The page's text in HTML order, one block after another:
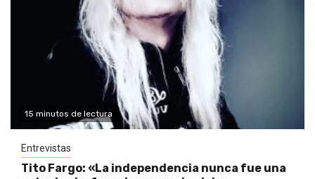
15 minutos de lectura
Entrevistas
Tito Fargo: «La independencia nunca fue una